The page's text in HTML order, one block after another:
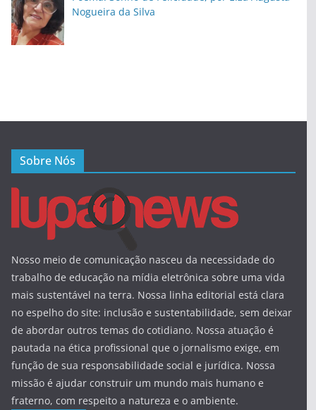
Nogueira da Silva
Sobre Nós
Nosso meio de comunicação nasceu da necessidade do
trabalho de educação na mídia eletrônica sobre uma vida
mais sustentável na terra. Nossa linha editorial está clara
no espelho do site: inclusão e sustentabilidade, sem deixar
de abordar outros temas do cotidiano. Nossa atuação é
pautada na ética profissional que o jornalismo exige, em
função de sua responsabilidade social e jurídica. Nossa
missão é ajudar construir um mundo mais humano e
fraterno, com respeito a natureza e o ambiente.